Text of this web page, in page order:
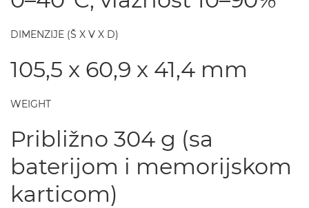
DIMENZIJE (Š X V X D)
105,5 x 60,9 x 41,4 mm
WEIGHT
Približno 304 g (sa
baterijom i memorijskom
karticom)